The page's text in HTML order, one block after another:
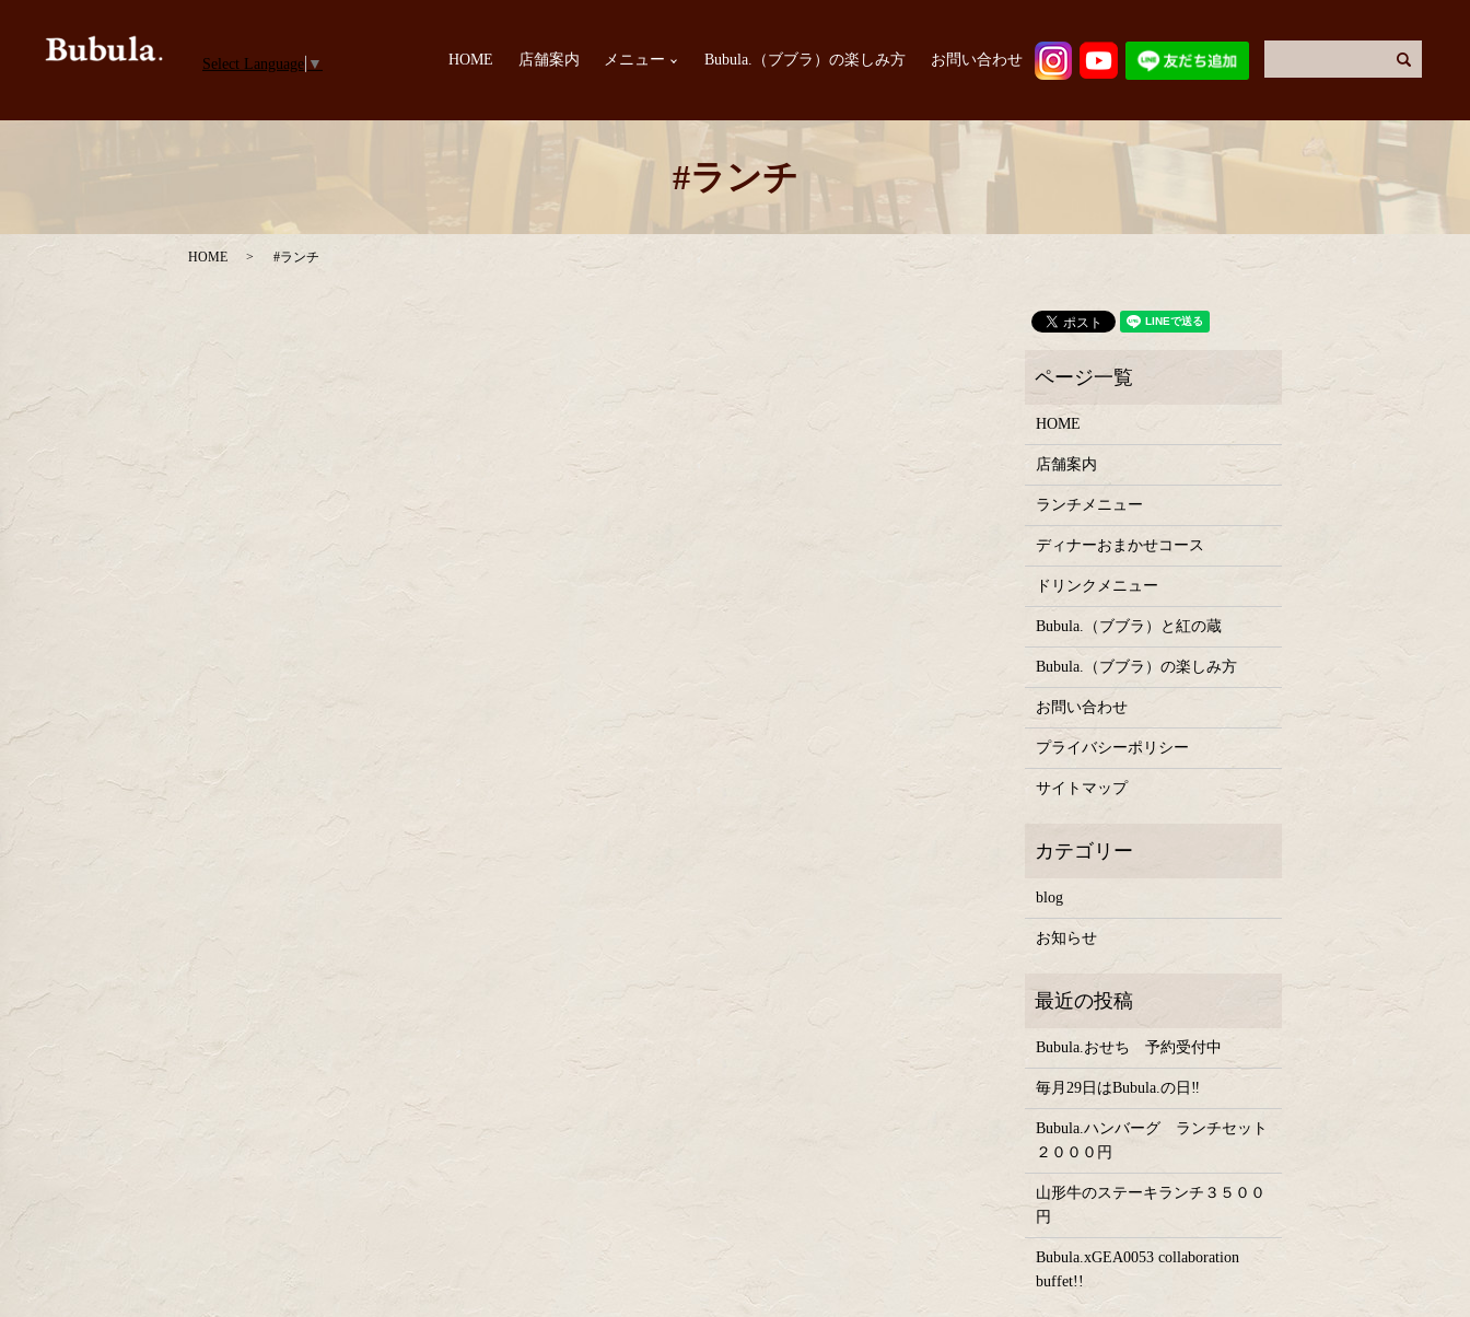
Select Language ▼ HOME 店舗案内 メニュー Bubula.（ブブラ）の楽しみ方 お問い合わせ
#ランチ
HOME #ランチ
HOME
店舗案内
ランチメニュー
ディナーおまかせコース
ドリンクメニュー
Bubula.（ブブラ）と紅の蔵
Bubula.（ブブラ）の楽しみ方
お問い合わせ
プライバシーポリシー
サイトマップ
blog
お知らせ
Bubula.おせち 予約受付中
毎月29日はBubula.の日‼
Bubula.ハンバーグ ランチセット
２０００円
山形牛のステーキランチ３５００
円
Bubula.xGEA0053 collaboration
buffet!!